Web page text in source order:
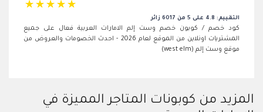
☆ ☆ ☆ ☆ ☆
التقييم: 4.8 على 5 من 6017 زائر
كود خصم / كوبون خصم وست إلم الامارات العربية فعال على جميع
المشتريات اونلاين من الموقع لعام 2026 - احدث الخصومات والعروض من
موقع وست إلم (west elm)
المزيد من كوبونات المتاجر المميزة في